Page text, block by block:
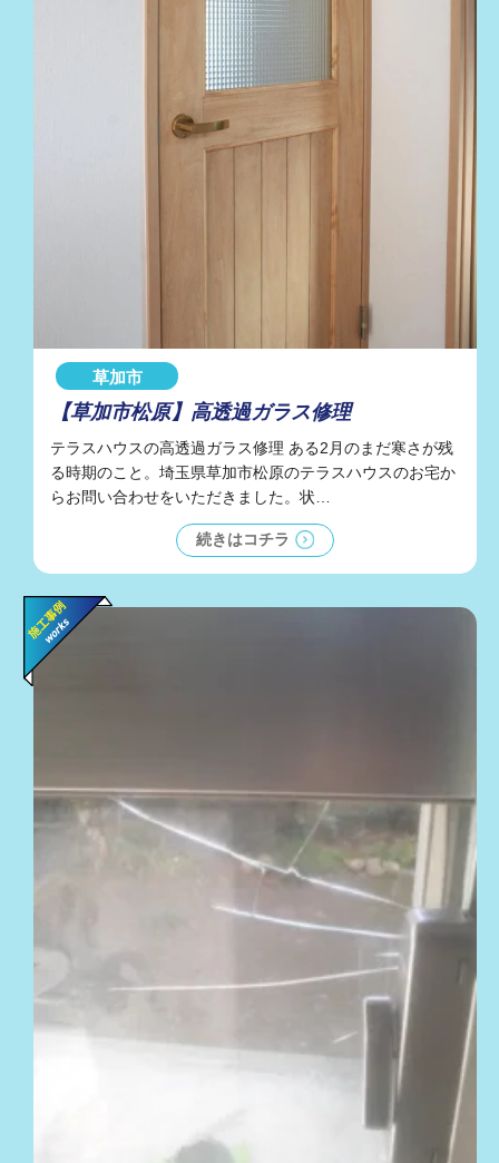
草加市
【草加市松原】高透過ガラス修理
テラスハウスの高透過ガラス修理 ある2月のまだ寒さが残
る時期のこと。埼玉県草加市松原のテラスハウスのお宅か
らお問い合わせをいただきました。状…
続きはコチラ